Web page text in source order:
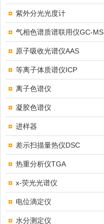
紫外分光光度计
气相色谱质谱联用仪GC-MS
原子吸收光谱仪AAS
等离子体质谱仪ICP
离子色谱仪
凝胶色谱仪
进样器
差示扫描量热仪DSC
热重分析仪TGA
x-荧光光谱仪
电位滴定仪
水分测定仪